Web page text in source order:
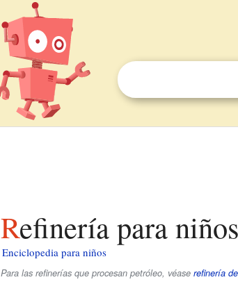
Refinería para niños
Enciclopedia para niños
Para las refinerías que procesan petróleo, véase refinería